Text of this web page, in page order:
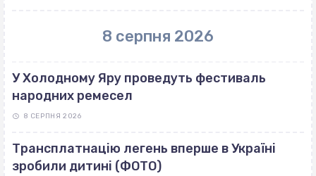
8 серпня 2026
У Холодному Яру проведуть фестиваль
народних ремесел
8 СЕРПНЯ 2026
Трансплатнацію легень вперше в Україні
зробили дитині (ФОТО)